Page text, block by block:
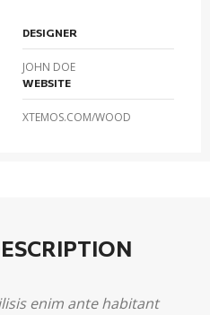
DESIGNER
JOHN DOE
WEBSITE
XTEMOS.COM/WOOD
enim ante habitant